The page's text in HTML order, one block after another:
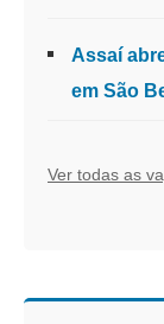
Assaí
em São
Ver todas as